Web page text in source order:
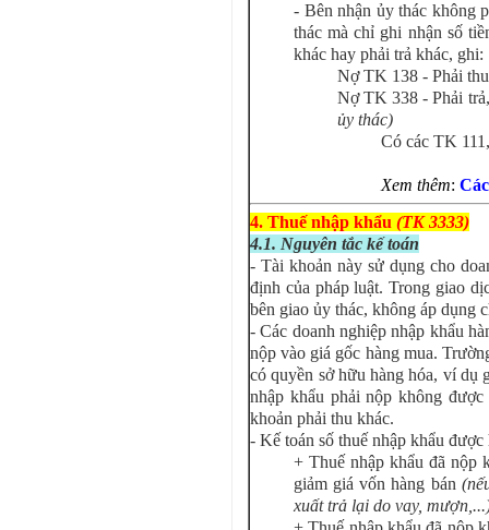
- Bên nhận ủy thác không
thác mà chỉ ghi nhận số
khác hay phải trả khác, ghi:
Nợ TK 138 - Phải
Nợ TK 338 - Phải
ủy thác)
Có các TK
Xem thêm:
4. Thuế nhập khẩu (TK 3333)
4.1. Nguyên tắc kế toán
- Tài khoản này sử dụng cho
định của pháp luật. Trong giao
bên giao ủy thác, không áp dụng
- Các doanh nghiệp nhập khẩu
nộp vào giá gốc hàng mua.
có quyền sở hữu hàng hóa, ví dụ
nhập khẩu phải nộp không
khoản phải thu khác.
- Kế toán số thuế nhập khẩu
+ Thuế nhập khẩu đã nộp
giảm giá vốn hàng bán
xuất trả lại do vay,